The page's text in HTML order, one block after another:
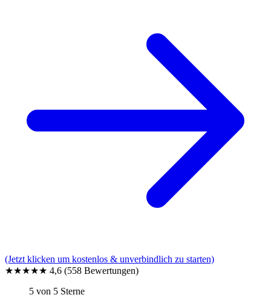
(Jetzt klicken um kostenlos & unverbindlich zu starten)
★★★★★ 4,6 (558 Bewertungen)
5 von 5 Sterne